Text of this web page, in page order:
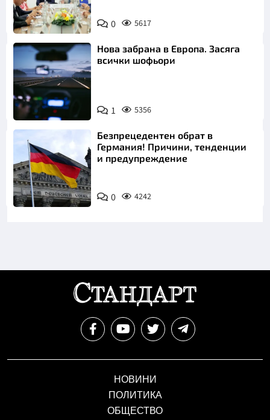
0 5617
Нова забрана в Европа. Засяга
всички шофьори
1 5356
Безпрецедентен обрат в
Германия! Причини, тенденции
и предупреждение
0 4242
НОВИНИ
ПОЛИТИКА
ОБЩЕСТВО